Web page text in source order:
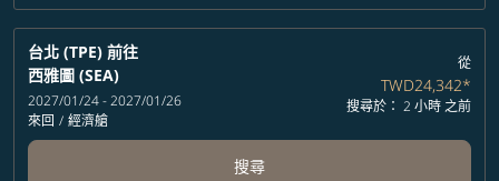
台北 (TPE) 前往
西雅圖 (SEA)
2027/01/24 - 2027/01/26
來回 / 經濟艙
從
TWD24,342*
搜尋於： 2 小時 之前
搜尋